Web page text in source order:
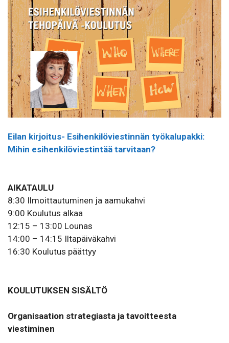
Eilan kirjoitus- Esihenkilöviestinnän työkalupakki:
Mihin esihenkilöviestintää tarvitaan?
AIKATAULU
8:30 Ilmoittautuminen ja aamukahvi
9:00 Koulutus alkaa
12:15 – 13:00 Lounas
14:00 – 14:15 Iltapäiväkahvi
16:30 Koulutus päättyy
KOULUTUKSEN SISÄLTÖ
Organisaation strategiasta ja tavoitteesta
viestiminen